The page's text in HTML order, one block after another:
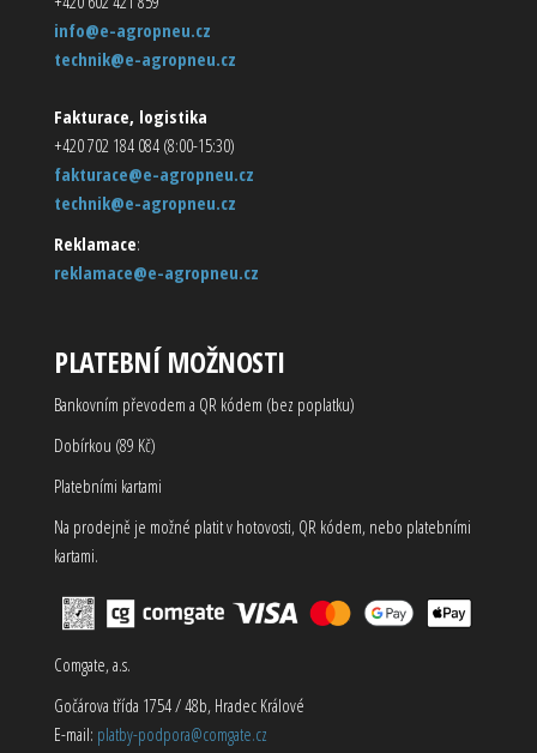
info@e-agropneu.cz
technik@e-agropneu.cz
Fakturace, logistika
+420 702 184 084 (8:00-15:30)
fakturace@e-agropneu.cz
technik@e-agropneu.cz
Reklamace:
reklamace@e-agropneu.cz
PLATEBNÍ MOŽNOSTI
Bankovním převodem a QR kódem (bez poplatku)
Dobírkou (89 Kč)
Platebními kartami
Na prodejně je možné platit v hotovosti, QR kódem, nebo platebními
kartami.
Comgate, a.s.
Gočárova třída 1754 / 48b, Hradec Králové
E-mail: platby-podpora@comgate.cz